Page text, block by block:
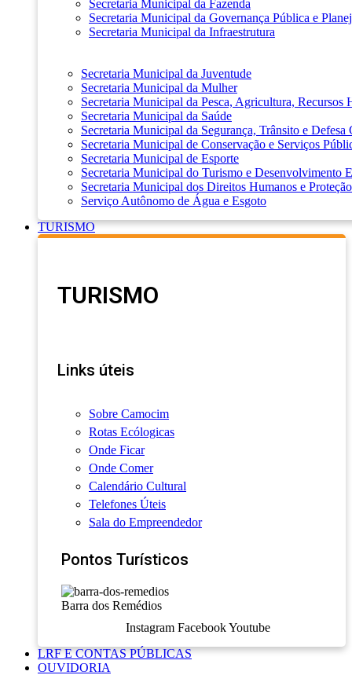
Secretaria Municipal da Fazenda
Secretaria Municipal da Governança Pública e
Secretaria Municipal da Infraestrutura
Secretaria Municipal da Juventude
Secretaria Municipal da Mulher
Secretaria Municipal da Pesca, Agricultura, Recursos
Secretaria Municipal da Saúde
Secretaria Municipal da Segurança, Trânsito e Defesa
Secretaria Municipal de Conservação e Serviços
Secretaria Municipal de Esporte
Secretaria Municipal do Turismo e Desenvolvimento
Secretaria Municipal dos Direitos Humanos e
Serviço Autônomo de Água e Esgoto
TURISMO
TURISMO
Links úteis
Sobre Camocim
Rotas Ecólogicas
Onde Ficar
Onde Comer
Calendário Cultural
Telefones Úteis
Sala do Empreendedor
Pontos Turísticos
Barra dos Remédios
Instagram Facebook Youtube
LRF E CONTAS PÚBLICAS
OUVIDORIA